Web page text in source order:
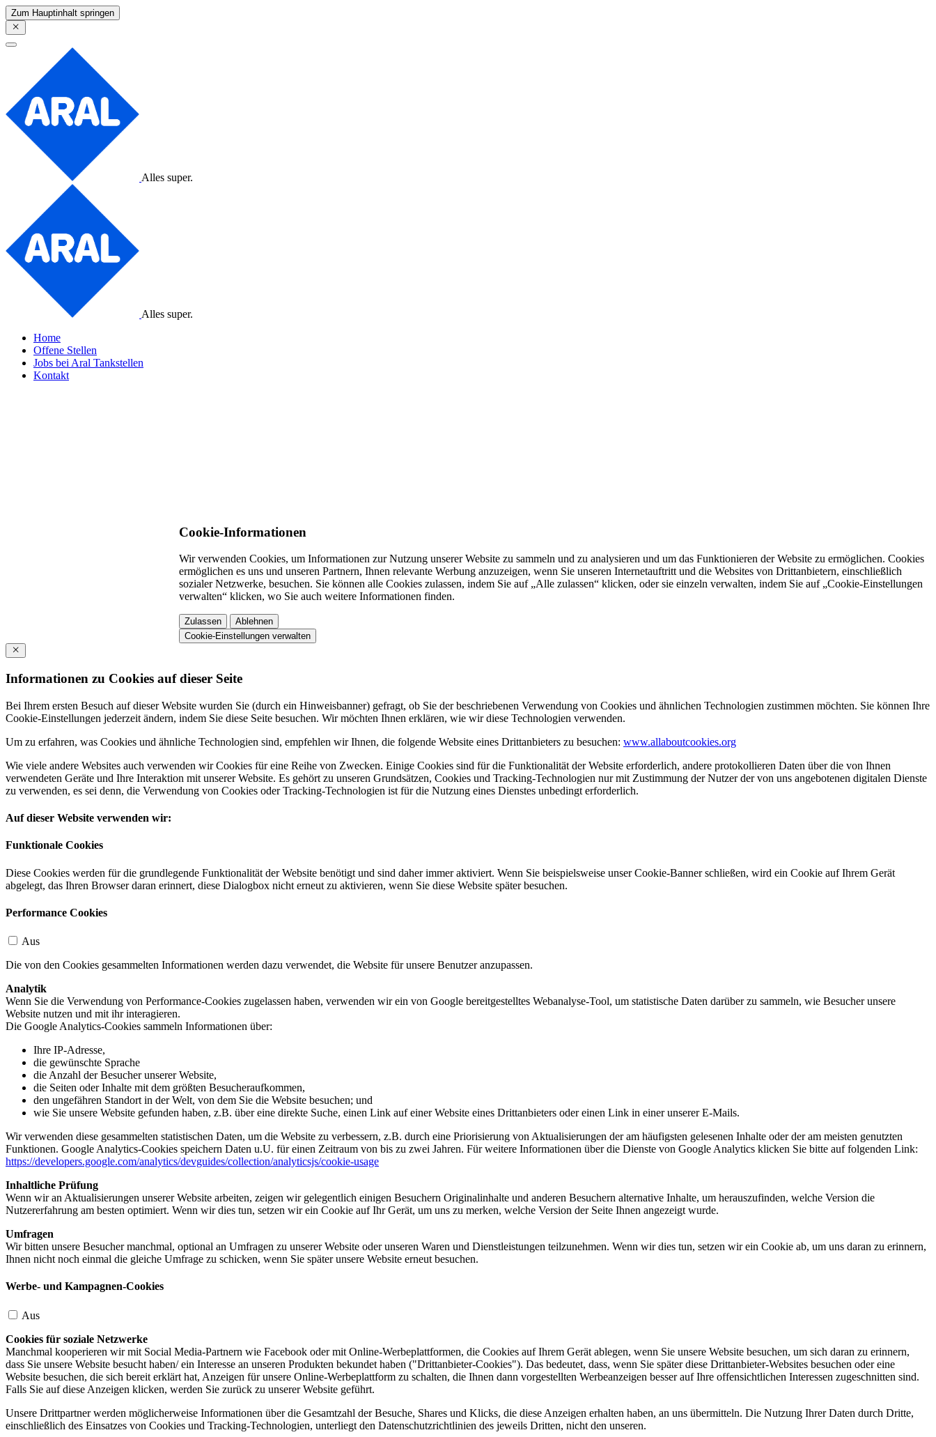
Zum Hauptinhalt springen
Alles super.
Alles super.
Home
Offene Stellen
Jobs bei Aral Tankstellen
Kontakt
Cookie-Informationen
Wir verwenden Cookies, um Informationen zur Nutzung unserer Website zu sammeln und zu analysieren und um das Funktionieren der Website zu ermöglichen. Cookies
ermöglichen es uns und unseren Partnern, Ihnen relevante Werbung anzuzeigen, wenn Sie unseren Internetauftritt und die Websites von Drittanbietern, einschließlich
sozialer Netzwerke, besuchen. Sie können alle Cookies zulassen, indem Sie auf „Alle zulassen“ klicken, oder sie einzeln verwalten, indem Sie auf „Cookie-Einstellungen
verwalten“ klicken, wo Sie auch weitere Informationen finden.
Zulassen
Ablehnen
Cookie-Einstellungen verwalten
Informationen zu Cookies auf dieser Seite
Bei Ihrem ersten Besuch auf dieser Website wurden Sie (durch ein Hinweisbanner) gefragt, ob Sie der beschriebenen Verwendung von Cookies und ähnlichen Technologien zustimmen möchten. Sie können Ihre
Cookie-Einstellungen jederzeit ändern, indem Sie diese Seite besuchen. Wir möchten Ihnen erklären, wie wir diese Technologien verwenden.
Um zu erfahren, was Cookies und ähnliche Technologien sind, empfehlen wir Ihnen, die folgende Website eines Drittanbieters zu besuchen: www.allaboutcookies.org
Wie viele andere Websites auch verwenden wir Cookies für eine Reihe von Zwecken. Einige Cookies sind für die Funktionalität der Website erforderlich, andere protokollieren Daten über die von Ihnen
verwendeten Geräte und Ihre Interaktion mit unserer Website. Es gehört zu unseren Grundsätzen, Cookies und Tracking-Technologien nur mit Zustimmung der Nutzer der von uns angebotenen digitalen Dienste
zu verwenden, es sei denn, die Verwendung von Cookies oder Tracking-Technologien ist für die Nutzung eines Dienstes unbedingt erforderlich.
Auf dieser Website verwenden wir:
Funktionale Cookies
Diese Cookies werden für die grundlegende Funktionalität der Website benötigt und sind daher immer aktiviert. Wenn Sie beispielsweise unser Cookie-Banner schließen, wird ein Cookie auf Ihrem Gerät
abgelegt, das Ihren Browser daran erinnert, diese Dialogbox nicht erneut zu aktivieren, wenn Sie diese Website später besuchen.
Performance Cookies
Aus
Die von den Cookies gesammelten Informationen werden dazu verwendet, die Website für unsere Benutzer anzupassen.
Analytik
Wenn Sie die Verwendung von Performance-Cookies zugelassen haben, verwenden wir ein von Google bereitgestelltes Webanalyse-Tool, um statistische Daten darüber zu sammeln, wie Besucher unsere
Website nutzen und mit ihr interagieren.
Die Google Analytics-Cookies sammeln Informationen über:
Ihre IP-Adresse,
die gewünschte Sprache
die Anzahl der Besucher unserer Website,
die Seiten oder Inhalte mit dem größten Besucheraufkommen,
den ungefähren Standort in der Welt, von dem Sie die Website besuchen; und
wie Sie unsere Website gefunden haben, z.B. über eine direkte Suche, einen Link auf einer Website eines Drittanbieters oder einen Link in einer unserer E-Mails.
Wir verwenden diese gesammelten statistischen Daten, um die Website zu verbessern, z.B. durch eine Priorisierung von Aktualisierungen der am häufigsten gelesenen Inhalte oder der am meisten genutzten
Funktionen. Google Analytics-Cookies speichern Daten u.U. für einen Zeitraum von bis zu zwei Jahren. Für weitere Informationen über die Dienste von Google Analytics klicken Sie bitte auf folgenden Link:
https://developers.google.com/analytics/devguides/collection/analyticsjs/cookie-usage
Inhaltliche Prüfung
Wenn wir an Aktualisierungen unserer Website arbeiten, zeigen wir gelegentlich einigen Besuchern Originalinhalte und anderen Besuchern alternative Inhalte, um herauszufinden, welche Version die
Nutzererfahrung am besten optimiert. Wenn wir dies tun, setzen wir ein Cookie auf Ihr Gerät, um uns zu merken, welche Version der Seite Ihnen angezeigt wurde.
Umfragen
Wir bitten unsere Besucher manchmal, optional an Umfragen zu unserer Website oder unseren Waren und Dienstleistungen teilzunehmen. Wenn wir dies tun, setzen wir ein Cookie ab, um uns daran zu erinnern,
Ihnen nicht noch einmal die gleiche Umfrage zu schicken, wenn Sie später unsere Website erneut besuchen.
Werbe- und Kampagnen-Cookies
Aus
Cookies für soziale Netzwerke
Manchmal kooperieren wir mit Social Media-Partnern wie Facebook oder mit Online-Werbeplattformen, die Cookies auf Ihrem Gerät ablegen, wenn Sie unsere Website besuchen, um sich daran zu erinnern,
dass Sie unsere Website besucht haben/ ein Interesse an unseren Produkten bekundet haben ("Drittanbieter-Cookies"). Das bedeutet, dass, wenn Sie später diese Drittanbieter-Websites besuchen oder eine
Website besuchen, die sich bereit erklärt hat, Anzeigen für unsere Online-Werbeplattform zu schalten, die Ihnen dann vorgestellten Werbeanzeigen besser auf Ihre offensichtlichen Interessen zugeschnitten sind.
Falls Sie auf diese Anzeigen klicken, werden Sie zurück zu unserer Website geführt.
Unsere Drittpartner werden möglicherweise Informationen über die Gesamtzahl der Besuche, Shares und Klicks, die diese Anzeigen erhalten haben, an uns übermitteln. Die Nutzung Ihrer Daten durch Dritte,
einschließlich des Einsatzes von Cookies und Tracking-Technologien, unterliegt den Datenschutzrichtlinien des jeweils Dritten, nicht den unseren.